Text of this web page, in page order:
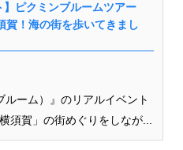
】ピクミンブルームツアー
賀！海の街を歩いてきまし
ルーム）』のリアルイベント
須賀」の街めぐりをしなが...